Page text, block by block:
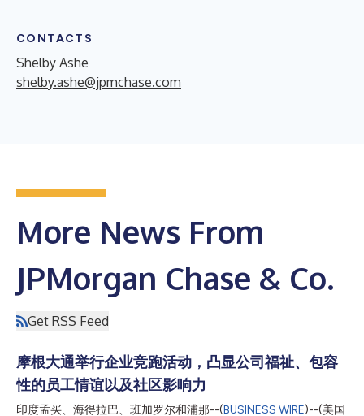
CONTACTS
Shelby Ashe
shelby.ashe@jpmchase.com
More News From
JPMorgan Chase & Co.
Get RSS Feed
摩根大通举行企业竞跑活动，凸显公司福祉、包容
性的员工情谊以及社区影响力
印度孟买、海得拉巴、班加罗尔和浦那--(BUSINESS WIRE)--(美国